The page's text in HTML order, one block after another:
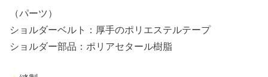
（パーツ）
ショルダーベルト：厚手のポリエステルテープ
ショルダー部品：ポリアセタール樹脂